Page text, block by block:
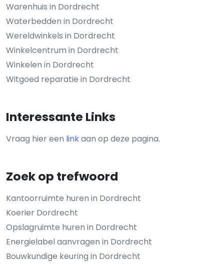
Warenhuis in Dordrecht
Waterbedden in Dordrecht
Wereldwinkels in Dordrecht
Winkelcentrum in Dordrecht
Winkelen in Dordrecht
Witgoed reparatie in Dordrecht
Interessante Links
Vraag hier een linkaan op deze pagina.
Zoek op trefwoord
Kantoorruimte huren in Dordrecht
Koerier Dordrecht
Opslagruimte huren in Dordrecht
Energielabel aanvragen in Dordrecht
Bouwkundige keuring in Dordrecht